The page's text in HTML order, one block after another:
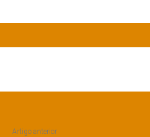
Artigo anterior